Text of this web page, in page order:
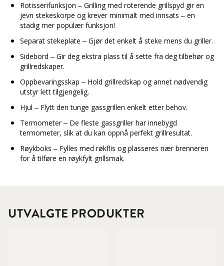
Rotisserifunksjon – Grilling med roterende grillspyd gir en
jevn stekeskorpe og krever minimalt med innsats – en
stadig mer populær funksjon!
Separat stekeplate – Gjør det enkelt å steke mens du griller.
Sidebord – Gir deg ekstra plass til å sette fra deg tilbehør og
grillredskaper.
Oppbevaringsskap – Hold grillredskap og annet nødvendig
utstyr lett tilgjengelig.
Hjul – Flytt den tunge gassgrillen enkelt etter behov.
Termometer – De fleste gassgriller har innebygd
termometer, slik at du kan oppnå perfekt grillresultat.
Røykboks – Fylles med røkflis og plasseres nær brenneren
for å tilføre en røykfylt grillsmak.
UTVALGTE PRODUKTER